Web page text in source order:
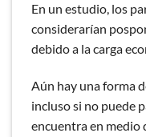
En un estudio, los
considerarían
debido a la carga
Aún hay una forma
incluso si no puede
encuentra en medio